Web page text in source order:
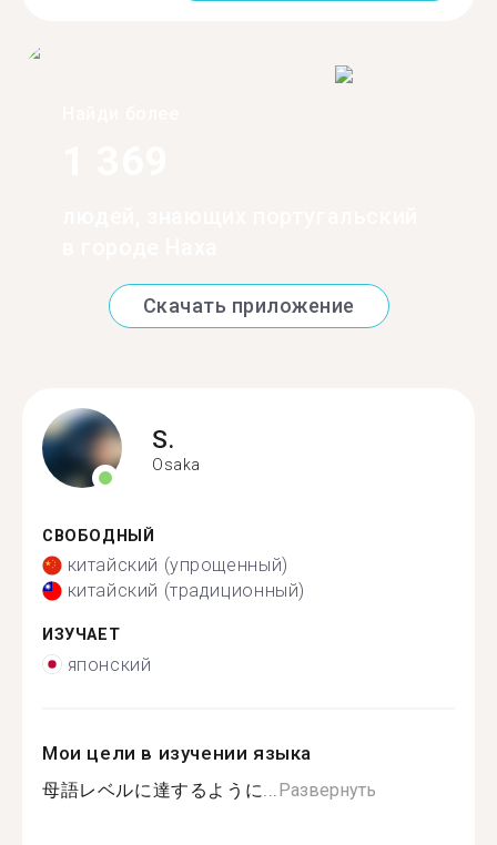
Скачать приложение
S.
Osaka
СВОБОДНЫЙ
китайский (упрощенный)
китайский (традиционный)
ИЗУЧАЕТ
японский
Мои цели в изучении языка
母語レベルに達するように... Развернуть